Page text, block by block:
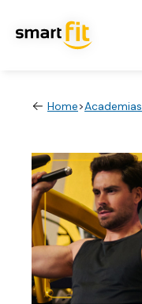
Home>Academias